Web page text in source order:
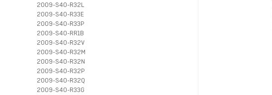
2009-S40-R32L
2009-S40-R33E
2009-S40-R33P
2009-S40-RR1B
2009-S40-R32V
2009-S40-R32M
2009-S40-R32N
2009-S40-R32P
2009-S40-R32Q
2009-S40-R33G